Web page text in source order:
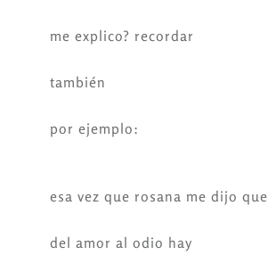
me explico? recordar
también
por ejemplo:
esa vez que rosana me dijo que
del amor al odio hay